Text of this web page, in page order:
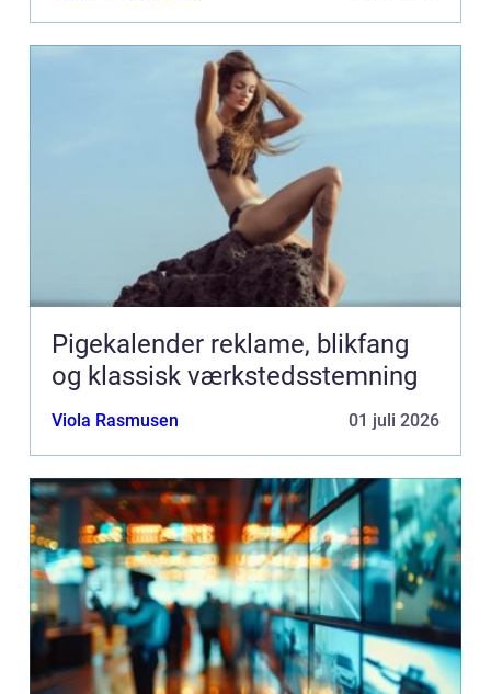
Pigekalender reklame, blikfang
og klassisk værkstedsstemning
Viola Rasmusen 01 juli 2026